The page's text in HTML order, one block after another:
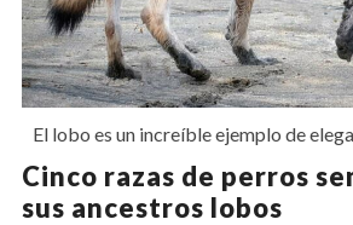
El lobo es un increíble ejemplo de
Cinco razas de perros
sus ancestros lobos